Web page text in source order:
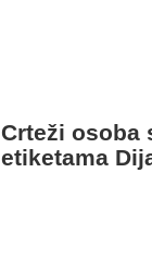
Crteži osoba
etiketama